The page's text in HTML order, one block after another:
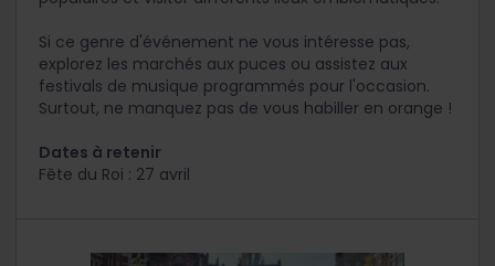
Si ce genre d'événement ne vous intéresse pas,
explorez les marchés aux puces ou assistez aux
festivals de musique programmés pour l'occasion.
Surtout, ne manquez pas de vous habiller en orange !
Dates à retenir
Fête du Roi : 27 avril